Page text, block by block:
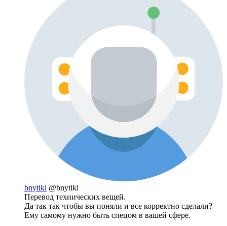
bnytiki @bnytiki
Перевод технических вещей.
Да так так чтобы вы поняли и все корректно сделали?
Ему самому нужно быть спецом в вашей сфере.